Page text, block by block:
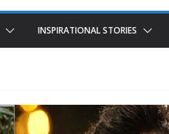
INSPIRATIONAL STORIES